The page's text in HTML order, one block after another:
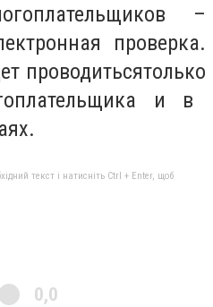
–
проверка.
проводитьсятолько
и в
текст і натисніть Ctrl + Enter, щоб
0,0